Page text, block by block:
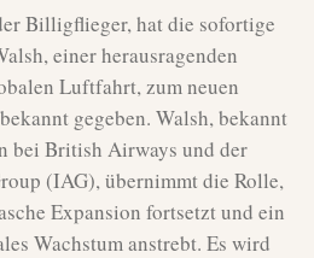
Billigflieger, hat die sofortige
einer herausragenden
Luftfahrt, zum neuen
gegeben. Walsh, bekannt
bei British Airways und der
(IAG), übernimmt die Rolle,
Expansion fortsetzt und ein
Wachstum anstrebt. Es wird